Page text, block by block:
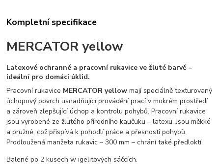
Kompletní specifikace
MERCATOR yellow
Latexové ochranné a pracovní rukavice ve žluté barvě –
ideální pro domácí úklid.
Pracovní rukavice MERCATOR yellow mají speciálně texturovaný
úchopový povrch usnadňující provádění prací v mokrém prostředí
a zároveň zlepšující úchop a kontrolu pohybů. Pracovní rukavice
jsou vyrobené ze žlutého přírodního kaučuku – latexu. Jsou měkké
a pružné, což přispívá k pohodlí práce a přesnosti pohybů.
Prodloužená manžeta rukavic – 300 mm – chrání také předloktí.
Balené po 2 kusech w igelitových sáčcích.